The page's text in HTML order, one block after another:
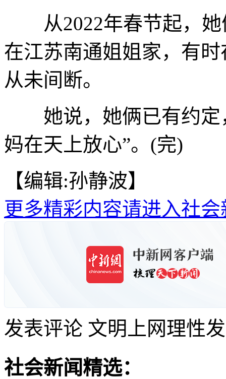
从2022年春节起，她
在江苏南通姐姐家，有
从未间断。
她说，她俩已有约定
妈在天上放心”。(完)
【编辑:孙静波】
更多精彩内容请进入社会
发表评论 文明上网理性
社会新闻精选：